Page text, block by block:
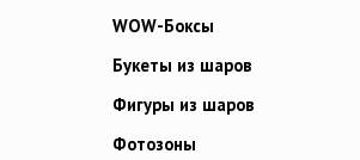
WOW-Боксы
Букеты из шаров
Фигуры из шаров
Фотозоны